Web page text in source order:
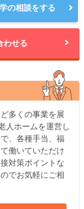
の相談をする
わせる
多くの事業を展
人ホームを運営し
、各種手当、福
働いていただけ
対策ポイントな
でお気軽にご相